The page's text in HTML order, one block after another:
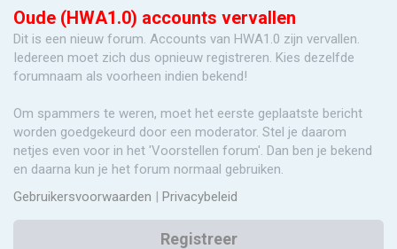
Oude (HWA1.0) accounts vervallen
Dit is een nieuw forum. Accounts van HWA1.0 zijn vervallen.
Iedereen moet zich dus opnieuw registreren. Kies dezelfde
forumnaam als voorheen indien bekend!
Om spammers te weren, moet het eerste geplaatste bericht
worden goedgekeurd door een moderator. Stel je daarom
netjes even voor in het 'Voorstellen forum'. Dan ben je bekend
en daarna kun je het forum normaal gebruiken.
Gebruikersvoorwaarden | Privacybeleid
Registreer